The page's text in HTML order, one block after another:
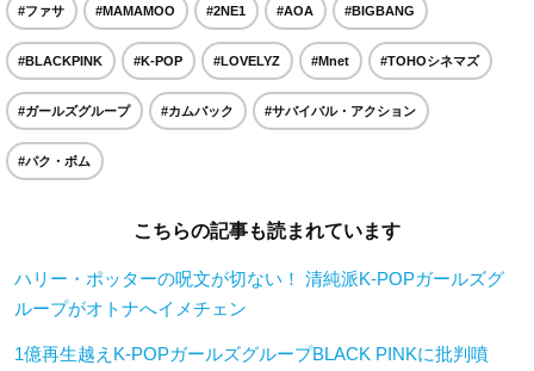
#ファサ #MAMAMOO #2NE1 #AOA #BIGBANG
#BLACKPINK #K-POP #LOVELYZ #Mnet #TOHOシネマズ
#ガールズグループ #カムバック #サバイバル・アクション
#パク・ボム
こちらの記事も読まれています
ハリー・ポッターの呪文が切ない！ 清純派K-POPガールズグ
ループがオトナへイメチェン
1億再生越えK-POPガールズグループBLACK PINKに批判噴